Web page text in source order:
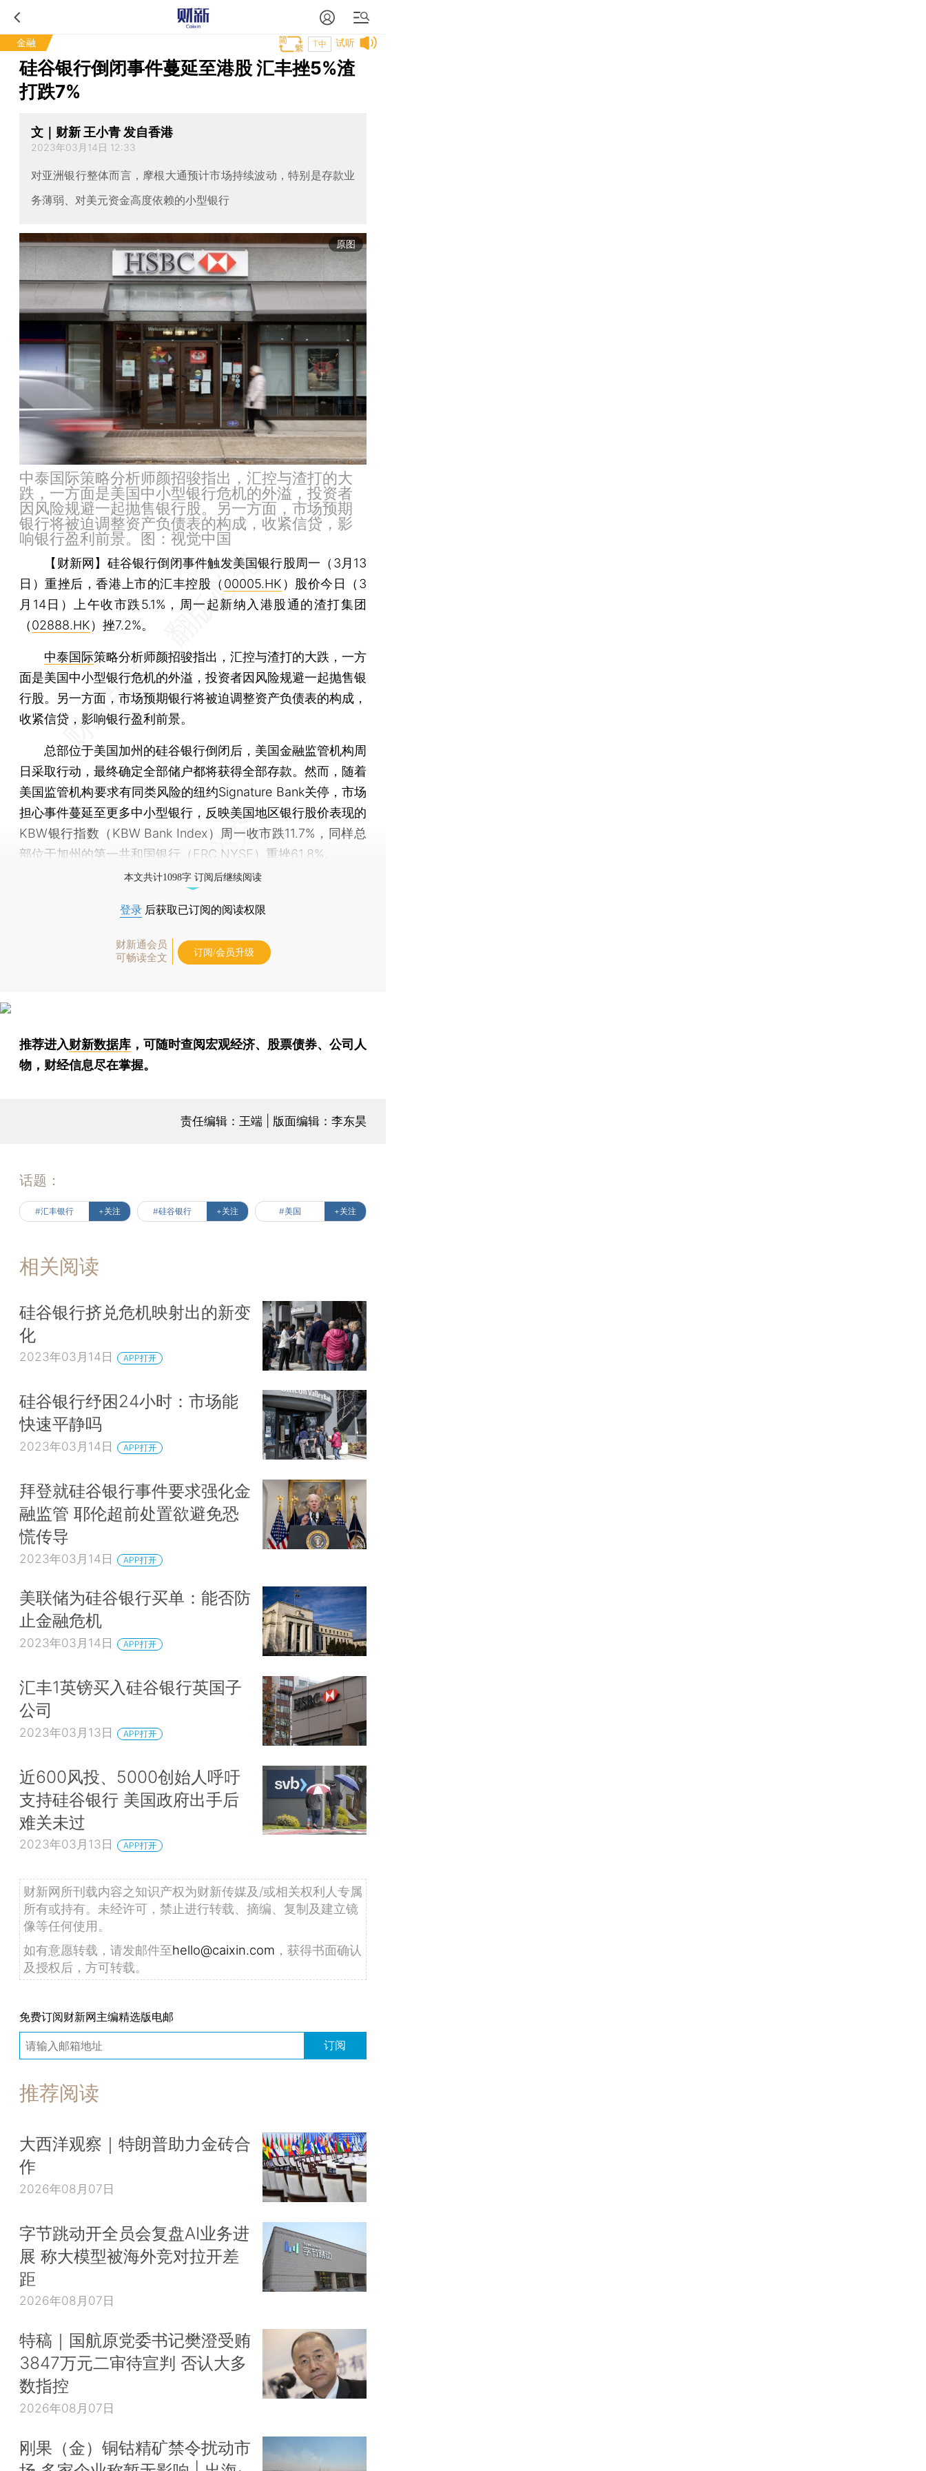
金融 试听
T中
硅谷银行倒闭事件蔓延至港股 汇丰挫5%渣
打跌7%
文｜财新 王小青 发自香港
2023年03月14日 12:33
对亚洲银行整体而言，摩根大通预计市场持续波动，特别是存款业
务薄弱、对美元资金高度依赖的小型银行
原图
中泰国际策略分析师颜招骏指出，汇控与渣打的大
跌，一方面是美国中小型银行危机的外溢，投资者
因风险规避一起抛售银行股。另一方面，市场预期
银行将被迫调整资产负债表的构成，收紧信贷，影
响银行盈利前景。图：视觉中国
【财新网】 硅谷银行倒闭事件触发美国银行股周一（3月13
日）重挫后，香港上市的汇丰控股（ 00005.HK ）股价今日（3
月14日）上午收市跌5.1%，周一起新纳入港股通的渣打集团
（02888.HK）挫7.2%。
中泰国际策略分析师颜招骏指出，汇控与渣打的大跌，一方
面是美国中小型银行危机的外溢，投资者因风险规避一起抛售银
行股。另一方面，市场预期银行将被迫调整资产负债表的构成，
收紧信贷，影响银行盈利前景。
总部位于美国加州的硅谷银行倒闭后，美国金融监管机构周
日采取行动，最终确定全部储户都将获得全部存款。然而，随着
美国监管机构要求有同类风险的纽约Signature Bank关停，市场
担心事件蔓延至更多中小型银行，反映美国地区银行股价表现的
KBW银行指数（KBW Bank Index）周一收市跌11.7%，同样总
部位于加州的第一共和国银行（FRC.NYSE）重挫61.8%。
本文共计1098字 订阅后继续阅读
登录 后获取已订阅的阅读权限
财新通会员
可畅读全文
订阅/会员升级
推荐进入财新数据库 ，可随时查阅宏观经济、股票债券、公司人
物，财经信息尽在掌握。
责任编辑：王端 | 版面编辑：李东昊
话题：
#汇丰银行 +关注 #硅谷银行 +关注 #美国 +关注
相关阅读
硅谷银行挤兑危机映射出的新变
化
2023年03月14日 APP打开
硅谷银行纾困24小时：市场能
快速平静吗
2023年03月14日 APP打开
拜登就硅谷银行事件要求强化金
融监管 耶伦超前处置欲避免恐
慌传导
2023年03月14日 APP打开
美联储为硅谷银行买单：能否防
止金融危机
2023年03月14日 APP打开
汇丰1英镑买入硅谷银行英国子
公司
2023年03月13日 APP打开
近600风投、5000创始人呼吁
支持硅谷银行 美国政府出手后
难关未过
2023年03月13日 APP打开
财新网所刊载内容之知识产权为财新传媒及/或相关权利人专属
所有或持有。未经许可，禁止进行转载、摘编、复制及建立镜
像等任何使用。
如有意愿转载，请发邮件至hello@caixin.com ，获得书面确认
及授权后，方可转载。
免费订阅财新网主编精选版电邮
订阅
推荐阅读
大西洋观察｜特朗普助力金砖合
作
2026年08月07日
字节跳动开全员会复盘AI业务进
展 称大模型被海外竞对拉开差
距
2026年08月07日
特稿｜国航原党委书记樊澄受贿
3847万元二审待宣判 否认大多
数指控
2026年08月07日
刚果（金）铜钴精矿禁令扰动市